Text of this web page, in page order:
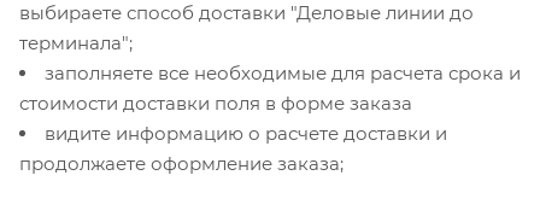
выбираете способ доставки "Деловые линии до
терминала";
заполняете все необходимые для расчета срока и
стоимости доставки поля в форме заказа
видите информацию о расчете доставки и
продолжаете оформление заказа;